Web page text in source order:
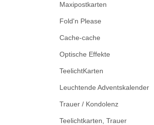
Maxipostkarten
Fold'n Please
Cache-cache
Optische Effekte
TeelichtKarten
Leuchtende Adventskalender
Trauer / Kondolenz
Teelichtkarten, Trauer